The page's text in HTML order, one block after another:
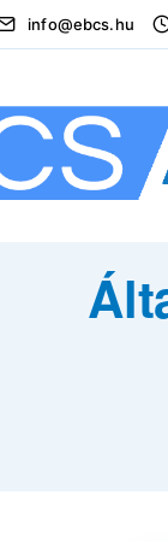
info@ebcs.hu